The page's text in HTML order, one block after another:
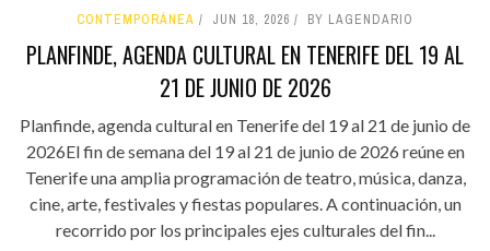
CONTEMPORÁNEA JUN 18, 2026 BY LAGENDARIO
PLANFINDE, AGENDA CULTURAL EN TENERIFE DEL 19 AL
21 DE JUNIO DE 2026
Planfinde, agenda cultural en Tenerife del 19 al 21 de junio de
2026El fin de semana del 19 al 21 de junio de 2026 reúne en
Tenerife una amplia programación de teatro, música, danza,
cine, arte, festivales y fiestas populares. A continuación, un
recorrido por los principales ejes culturales del fin...